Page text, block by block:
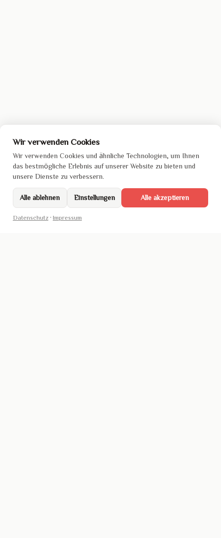
Wir verwenden Cookies
Wir verwenden Cookies und ähnliche Technologien, um Ihnen
das bestmögliche Erlebnis auf unserer Website zu bieten und
unsere Dienste zu verbessern.
Alle ablehnen Einstellungen Alle akzeptieren
Datenschutz· Impressum